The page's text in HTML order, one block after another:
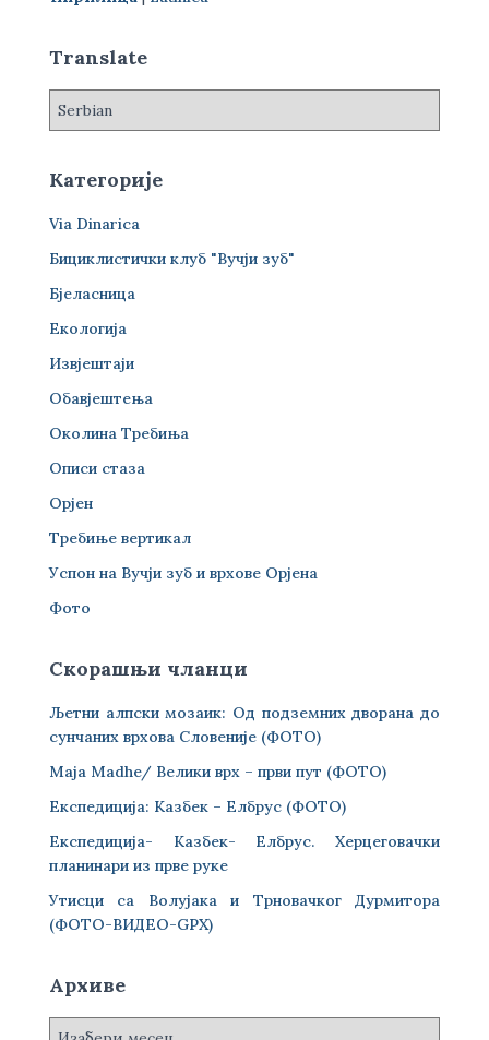
а
а
Translate
Категорије
Via Dinarica
Бициклистички клуб "Вучји зуб"
Бјеласница
Екологија
Извјештаји
Обавјештења
Околина Требиња
Описи стаза
Орјен
Требиње вертикал
Успон на Вучји зуб и врхове Орјена
Фото
Скорашњи чланци
Љетни алпски мозаик: Од подземних дворана до
сунчаних врхова Словеније (ФОТО)
Maja Madhe/ Велики врх – први пут (ФОТО)
Експедиција: Казбек – Елбрус (ФОТО)
Експедиција- Казбек- Елбрус. Херцеговачки
планинари из прве руке
Утисци са Волујака и Трновачког Дурмитора
(ФОТО-ВИДЕО-GPX)
Архиве
А